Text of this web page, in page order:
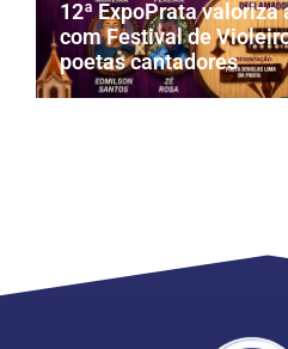
12ª ExpoPrata
com Festival de
poetas cantadores